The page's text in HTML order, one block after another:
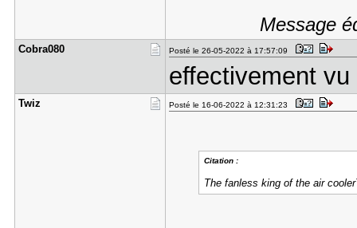
Message
Cobra080 Posté le 26-05-2022 à 17:57:09
effectivement
Twiz Posté le 16-06-2022 à 12:31:23
Citation :
The fanless king of the air